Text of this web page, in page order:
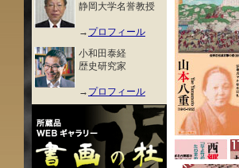
静岡大学名誉教授
→ プロフィール
小和田泰経
歴史研究家
→ プロフィール